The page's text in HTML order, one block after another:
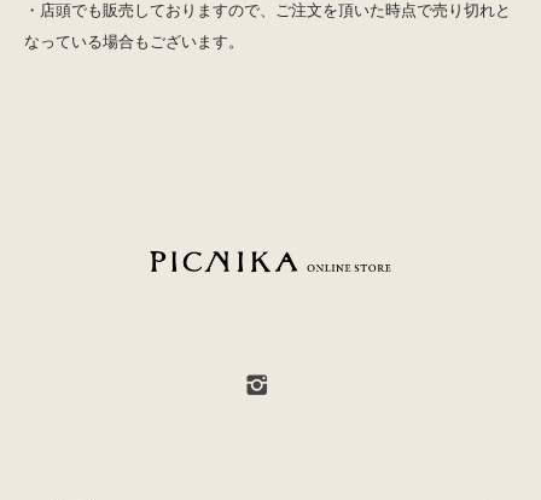
・店頭でも販売しておりますので、ご注文を頂いた時点で売り切れと
なっている場合もございます。